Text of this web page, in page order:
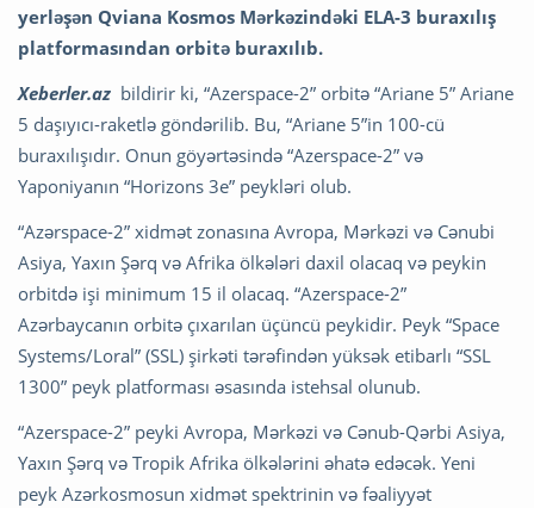
yerləşən Qviana Kosmos Mərkəzindəki ELA-3 buraxılış
platformasından orbitə buraxılıb.
Xeberler.az bildirir ki, “Azerspace-2” orbitə “Ariane 5” Ariane
5 daşıyıcı-raketlə göndərilib. Bu, “Ariane 5”in 100-cü
buraxılışıdır. Onun göyərtəsində “Azerspace-2” və
Yaponiyanın “Horizons 3e” peykləri olub.
“Azərspace-2” xidmət zonasına Avropa, Mərkəzi və Cənubi
Asiya, Yaxın Şərq və Afrika ölkələri daxil olacaq və peykin
orbitdə işi minimum 15 il olacaq. “Azerspace-2”
Azərbaycanın orbitə çıxarılan üçüncü peykidir. Peyk “Space
Systems/Loral” (SSL) şirkəti tərəfindən yüksək etibarlı “SSL
1300” peyk platforması əsasında istehsal olunub.
“Azerspace-2” peyki Avropa, Mərkəzi və Cənub-Qərbi Asiya,
Yaxın Şərq və Tropik Afrika ölkələrini əhatə edəcək. Yeni
peyk Azərkosmosun xidmət spektrinin və fəaliyyət